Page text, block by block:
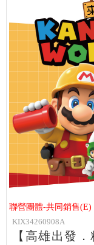
聯營團體-共同銷售(E)
KIX34260908A
【高雄出發